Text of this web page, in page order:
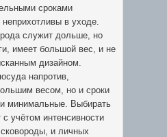
сроками
неприхотливы в уходе.
служит дольше, но
имеет большой вес, и не
дизайном.
напротив,
весом, но и сроки
минимальные. Выбирать
с учётом интенсивности
и личных